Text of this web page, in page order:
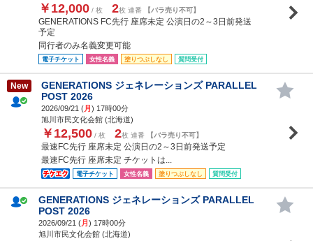
￥12,000 / 枚 2枚 連番 【バラ売り不可】
GENERATIONS FC先行 座席未定 公演日の2～3日前発送
予定
同行者のみ名義変更可能
電子チケット 女性名義 塗りつぶしなし 質問受付
New
GENERATIONS ジェネレーションズ PARALLEL
POST 2026
2026/09/21 (月) 17時00分
旭川市民文化会館 (北海道)
￥12,500 / 枚 2枚 連番 【バラ売り不可】
最速FC先行 座席未定 公演日の2～3日前発送予定
最速FC先行 座席未定 チケットは...
電子チケット 女性名義 塗りつぶしなし 質問受付
GENERATIONS ジェネレーションズ PARALLEL
POST 2026
2026/09/21 (月) 17時00分
旭川市民文化会館 (北海道)